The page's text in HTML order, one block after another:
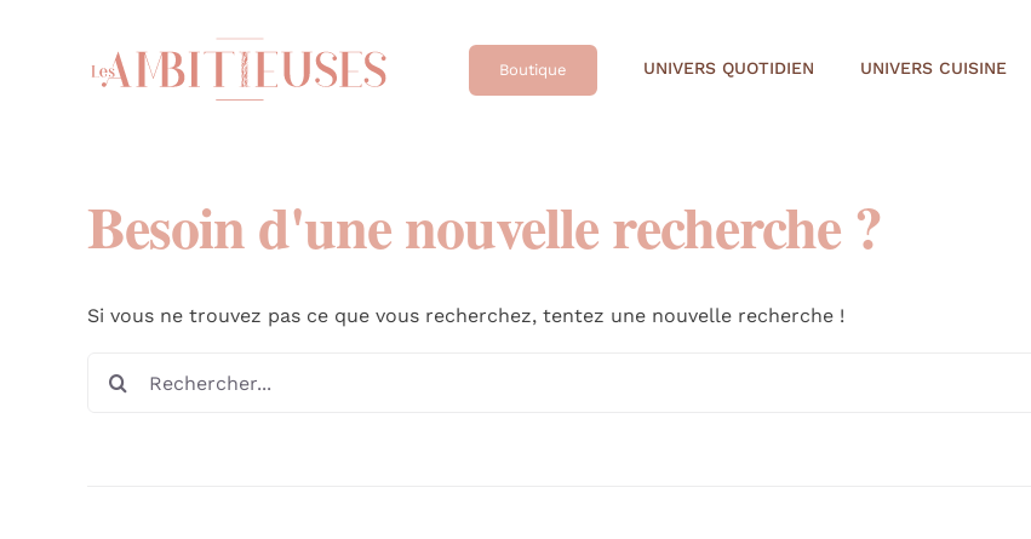
Boutique UNIVERS QUOTIDIEN UNIVERS CUISINE
Besoin d'une nouvelle recherche ?
Si vous ne trouvez pas ce que vous recherchez, tentez une nouvelle recherche !